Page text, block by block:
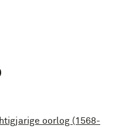
oorlog (1568-